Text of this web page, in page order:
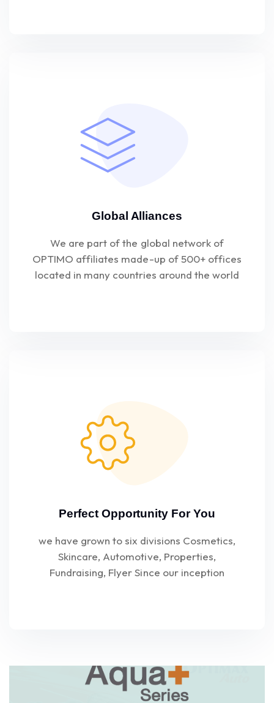
Global Alliances
We are part of the global network of
OPTIMO affiliates made-up of 500+ offices
located in many countries around the world
Perfect Opportunity For You
we have grown to six divisions Cosmetics,
Skincare, Automotive, Properties,
Fundraising, Flyer Since our inception